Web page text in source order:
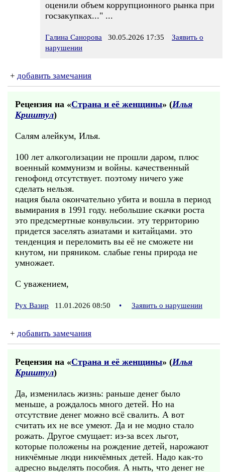
оценили объем коррупционного рынка при
госзакупках..." ...
Галина Санорова 30.05.2026 17:35
Заявить о
нарушении
+ добавить замечания
Рецензия на «Страна и её женщины» (Илья
Криштул)
Салям алейкум, Илья.
100 лет алкоголизации не прошли даром, плюс
военный коммунизм и войны. качественный
генофонд отсутствует. поэтому ничего уже
сделать нельзя.
нация была окончательно убита и вошла в период
вымирания в 1991 году. небольшие скачки роста
это предсмертные конвульсии. эту территорию
придется заселять азиатами и китайцами. это
тенденция и переломить вы её не сможете ни
кнутом, ни пряником. слабые гены природа не
умножает.
С уважением,
Рух Вазир 11.01.2026 08:50 • Заявить о нарушении
+ добавить замечания
Рецензия на «Страна и её женщины» (Илья
Криштул)
Да, изменилась жизнь: раньше денег было
меньше, а рождалось много детей. Но на
отсутствие денег можно всё свалить. А вот
считать их не все умеют. Да и не модно стало
рожать. Другое смущает: из-за всех льгот,
которые положены на рождение детей, нарожают
никчёмные люди никчёмных детей. Надо как-то
адресно выделять пособия. А ныть, что денег не